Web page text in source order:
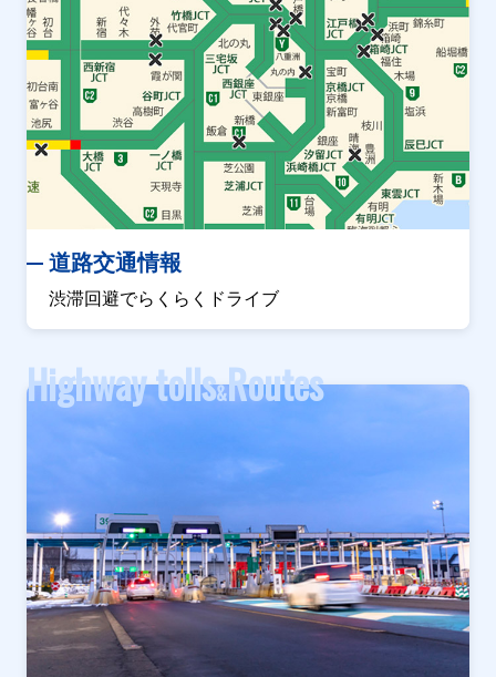
道路交通情報
渋滞回避でらくらくドライブ
Highway tolls&Routes